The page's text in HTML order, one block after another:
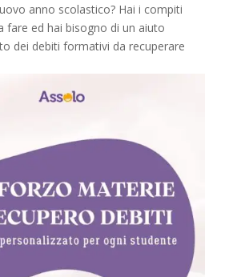
anno scolastico? Hai i compiti
fare ed hai bisogno di un aiuto
dei debiti formativi da recuperare